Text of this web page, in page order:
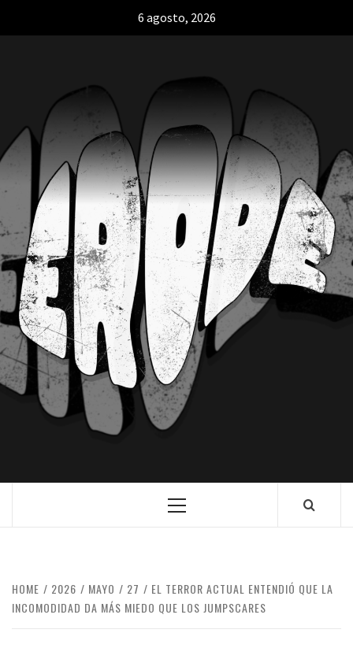
6 agosto, 2026
HOME 2026 MAYO 27
EL TERROR ACTUAL ENTENDIÓ QUE LA
INCOMODIDAD DA MÁS MIEDO QUE LOS JUMPSCARES